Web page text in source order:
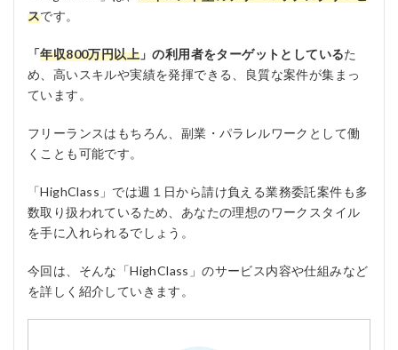
スです。
「年収800万円以上 」の利用者をターゲットとしているた
め、高いスキルや実績を発揮できる、良質な案件が集まっ
ています。
フリーランスはもちろん、副業・パラレルワークとして働
くことも可能です。
「HighClass」では週１日から請け負える業務委託案件も多
数取り扱われているため、あなたの理想のワークスタイル
を手に入れられるでしょう。
今回は、そんな「HighClass」のサービス内容や仕組みなど
を詳しく紹介していきます。